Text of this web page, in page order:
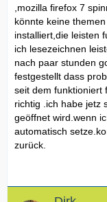
,mozilla firefox 7
könnte keine
installiert,die leisten
ich lesezeichnen
nach paar stunden
festgestellt dass
seit dem funktioniert
richtig .ich habe jetz
geöffnet wird.wenn
automatisch
zurück.